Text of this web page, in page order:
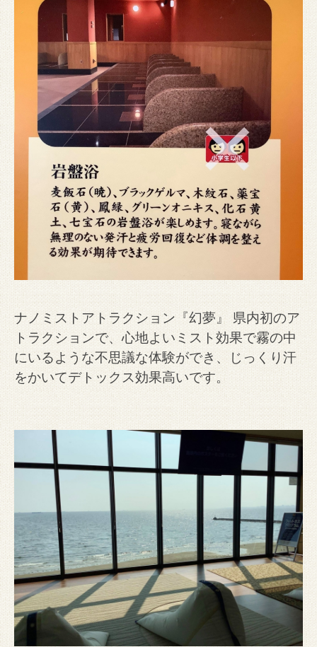
ナノミストアトラクション『幻夢』 県内初のア
トラクションで、心地よいミスト効果で霧の中
にいるような不思議な体験ができ、じっくり汗
をかいてデトックス効果高いです。